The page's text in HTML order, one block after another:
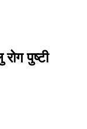
पुष्टी